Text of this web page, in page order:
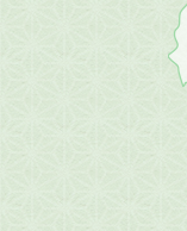
方
の